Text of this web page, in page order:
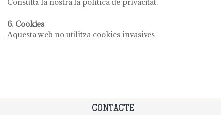
Consulta la nostra la política de privacitat.
6. Cookies
Aquesta web no utilitza cookies invasives
CONTACTE